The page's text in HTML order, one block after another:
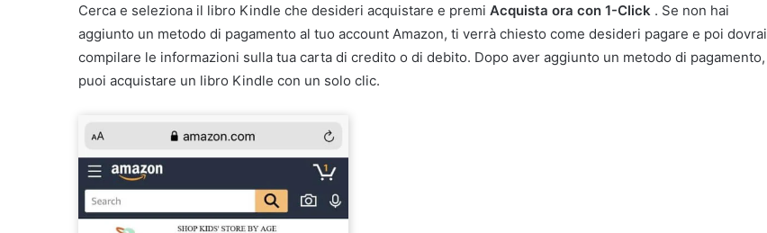
Cerca e seleziona il libro Kindle che desideri acquistare e premi Acquista ora con 1-Click . Se non hai
aggiunto un metodo di pagamento al tuo account Amazon, ti verrà chiesto come desideri pagare e poi dovrai
compilare le informazioni sulla tua carta di credito o di debito. Dopo aver aggiunto un metodo di pagamento,
puoi acquistare un libro Kindle con un solo clic.